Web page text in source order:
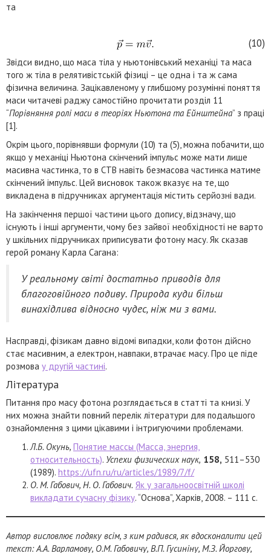
та
(10)
Звідси видно, що маса тіла у ньютонівський механіці та маса
того ж тіла в релятивістській фізиці – це одна і та ж сама
фізична величина. Зацікавленому у глибшому розумінні поняття
маси читачеві раджу самостійно прочитати розділ 11
“Порівняння ролі маси в теоріях Ньютона та Ейнштейна” з праці
[1].
Окрім цього, порівнявши формули (10) та (5), можна побачити, що
якщо у механіці Ньютона скінчений імпульс може мати лише
масивна частинка, то в СТВ навіть безмасова частинка матиме
скінчений імпульс. Цей висновок також вказує на те, що
викладена в підручниках аргументація містить серйозні вади.
На закінчення першої частини цього допису, відзначу, що
існують і інші аргументи, чому без зайвої необхідності не варто
у шкільних підручниках приписувати фотону масу. Як сказав
герой роману Карла Сагана:
У реальному світі достатньо приводів для
благоговійного подиву. Природа куди більш
винахідлива відносно чудес, ніж ми з вами.
Насправді, фізикам давно відомі випадки, коли фотон дійсно
стає масивним, а електрон, навпаки, втрачає масу. Про це піде
розмова у другій частині.
Література
Питання про масу фотона розглядається в статті та книзі. У
них можна знайти повний перелік літератури для подальшого
ознайомлення з цими цікавими і інтригуючими проблемами.
Л.Б. Окунь, Понятие массы (Масса, энергия,
относительность). Успехи физических наук, 158, 511–530
(1989). https://ufn.ru/ru/articles/1989/7/f/
О. М. Габович, Н. О. Габович. Як у загальноосвітній школі
викладати сучасну фізику. “Основа”, Харків, 2008. – 111 с.
Автор висловлює подяку всім, з ким радився, як вдосконалити цей
текст: А.А. Варламову, О.М. Габовичу, В.П. Гусиніну, М.З. Йоргову,